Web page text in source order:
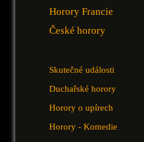
Horory Francie
České horory
Skutečné události
Duchařské horory
Horory o upírech
Horory - Komedie